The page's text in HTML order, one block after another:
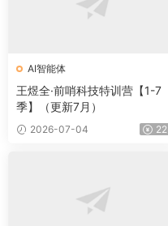
AI智能体
王煜全·前哨科技特训营【1-7
季】（更新7月）
2026-07-04 22